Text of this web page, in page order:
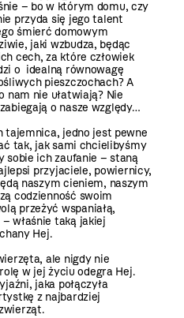
– bo w którym domu, czy
przyda się jego talent
śmierć domowym
jaki wzbudza, będąc
cech, za które człowiek
o idealną równowagę
pieszczochach? A
nam nie ułatwiają? Nie
o nasze względy…
tajemnica, jedno jest pewne
tak, jak sami chcielibyśmy
sobie ich zaufanie – staną
przyjaciele, powiernicy,
naszym cieniem, naszym
codzienność swoim
przeżyć wspaniałą,
właśnie taką jakiej
Hej.
ale nigdy nie
w jej życiu odegra Hej.
jaka połączyła
z najbardziej